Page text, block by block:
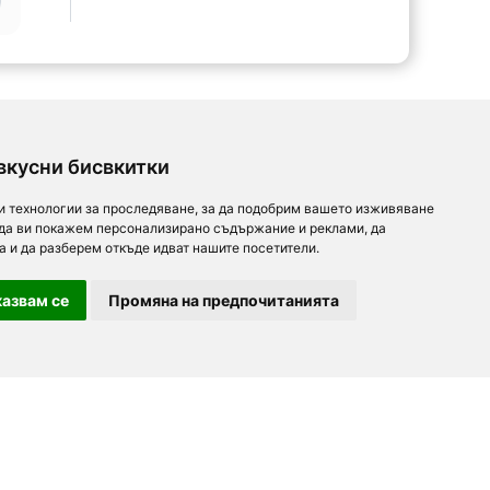
бисвкитки
технологии за проследяване, за да подобрим вашето изживяване
ви покажем персонализирано съдържание и реклами, да
и да разберем откъде идват нашите посетители.
се Промяна на предпочитанията